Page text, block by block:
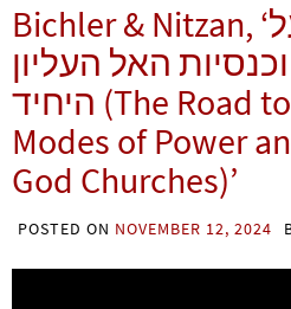
Bichler & Nitzan, ‘הדרך לעזה: על
האל העליון
היחיד (The Road to Gaza: On
Modes of Power
God Churches)’
POSTED ON NOVEMBER 12, 2024